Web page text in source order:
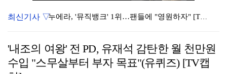
누에라, '뮤직뱅크' 1위…팬들에 "영원하자" [TV캡…
대한축구협회의 '심판 성접대'…최악의 경우 런던 올림픽…
최신기사 ▽
'내조의 여왕' 전 PD, 유재석 감탄한 월 천만원
수입 "스무살부터 부자 목표"(유퀴즈) [TV캡